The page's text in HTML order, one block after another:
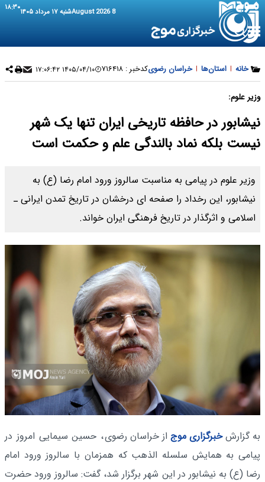
8 August 2026 شنبه ۱۷ مرداد ۱۴۰۵ ۱۸:۳۰
خانه | استان‌ها | خراسان رضویکدخبر : ۷۱۶۴۱۸ ۱۴۰۵/۰۴/۱۰ ۱۷:۰۶:۴۲
وزیر علوم:
نیشابور در حافظه تاریخی ایران تنها یک شهر
نیست بلکه نماد بالندگی علم و حکمت است
وزیر علوم در پیامی به مناسبت سالروز ورود امام رضا (ع) به
نیشابور، این رخداد را صفحه‌ ای درخشان در تاریخ تمدن ایرانی ـ
اسلامی و اثرگذار در تاریخ فرهنگی ایران خواند.
به گزارشخبرگزاری موج از خراسان رضوی، حسین سیمایی امروز در
پیامی به همایش سلسله‌ الذهب که همزمان با سالروز ورود امام
رضا (ع) به نیشابور در این شهر برگزار شد، گفت: سالروز ورود حضرت